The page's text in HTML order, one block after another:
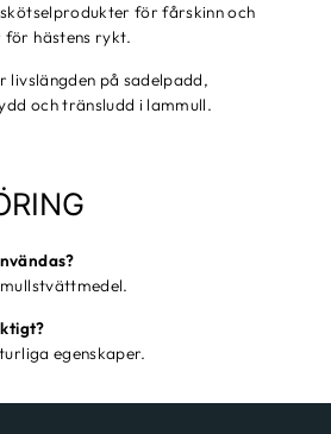
för fårskinn och
hästens rykt.
på sadelpadd,
och tränsludd i lammull.
egenskaper.